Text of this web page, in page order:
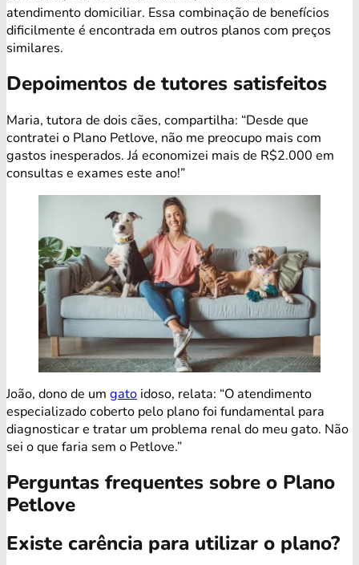
atendimento domiciliar. Essa combinação de benefícios
dificilmente é encontrada em outros planos com preços
similares.
Depoimentos de tutores satisfeitos
Maria, tutora de dois cães, compartilha: “Desde que
contratei o Plano Petlove, não me preocupo mais com
gastos inesperados. Já economizei mais de R$2.000 em
consultas e exames este ano!”
João, dono de um gato idoso, relata: “O atendimento
especializado coberto pelo plano foi fundamental para
diagnosticar e tratar um problema renal do meu gato. Não
sei o que faria sem o Petlove.”
Perguntas frequentes sobre o Plano
Petlove
Existe carência para utilizar o plano?